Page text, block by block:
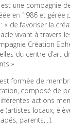
est une compagnie
en 1986 et gérée
« de favoriser la
vivant à travers
Création
du centre d’art
».
formée de
composé de
actions
(artistes locaux,
parents,...).